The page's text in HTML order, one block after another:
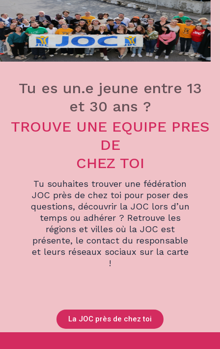
Tu es un.e jeune entre 13
et 30 ans ?
TROUVE UNE EQUIPE PRES
DE
CHEZ TOI
Tu souhaites trouver une fédération
JOC près de chez toi pour poser des
questions, découvrir la JOC lors d’un
temps ou adhérer ? Retrouve les
régions et villes où la JOC est
présente, le contact du responsable
et leurs réseaux sociaux sur la carte
!
La JOC près de chez toi